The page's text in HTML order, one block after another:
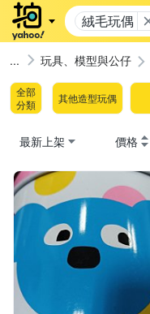
絨毛玩偶
玩具、模型與公仔
全部
分類
其他造型玩偶
最新上架 價格